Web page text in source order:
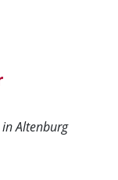
Altenburg